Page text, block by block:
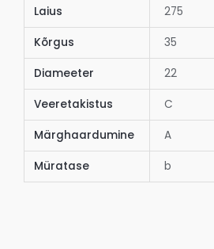
Laius 275
Kõrgus 35
Diameeter 22
Veeretakistus C
Märghaardumine A
Müratase b